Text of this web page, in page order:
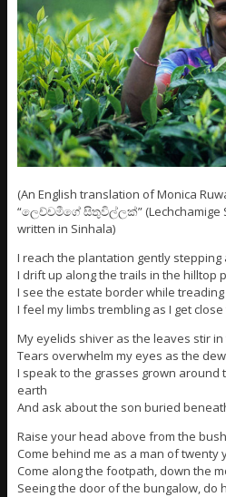
(An English translation of Monica
“ලෙච්චමීගේ සිතුවිල්ලක්” (Lechchamige
written in Sinhala)
I reach the plantation gently stepping
I drift up along the trails in the hilltop
I see the estate border while
I feel my limbs trembling as I get
My eyelids shiver as the leaves stir
Tears overwhelm my eyes as the
I speak to the grasses grown around
earth
And ask about the son buried
Raise your head above from the
Come behind me as a man of twenty
Come along the footpath, down the
Seeing the door of the bungalow, do